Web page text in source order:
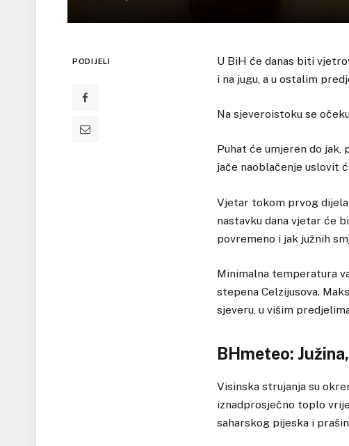
PODIJELI
U BiH će danas biti
i na jugu, a u ostalim
Na sjeveroistoku se
Puhat će umjeren do jak,
jače naoblačenje uslovit
Vjetar tokom prvog dijela
nastavku dana vjetar će
povremeno i jak južnih
Minimalna temperatura
stepena Celzijusova.
sjeveru, u višim
BHmeteo:
Visinska strujanja su
iznadprosječno toplo
saharskog pijeska i